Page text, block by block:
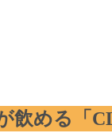
飲める「